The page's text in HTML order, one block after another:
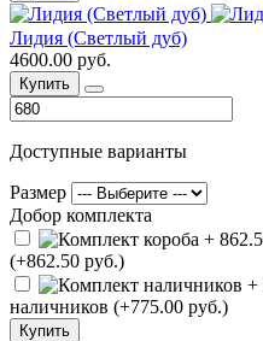
Лидия (Светлый дуб)
4600.00 руб.
Купить
Доступные варианты
Размер
Добор комплекта
(+862.50 руб.)
наличников (+775.00 руб.)
Купить